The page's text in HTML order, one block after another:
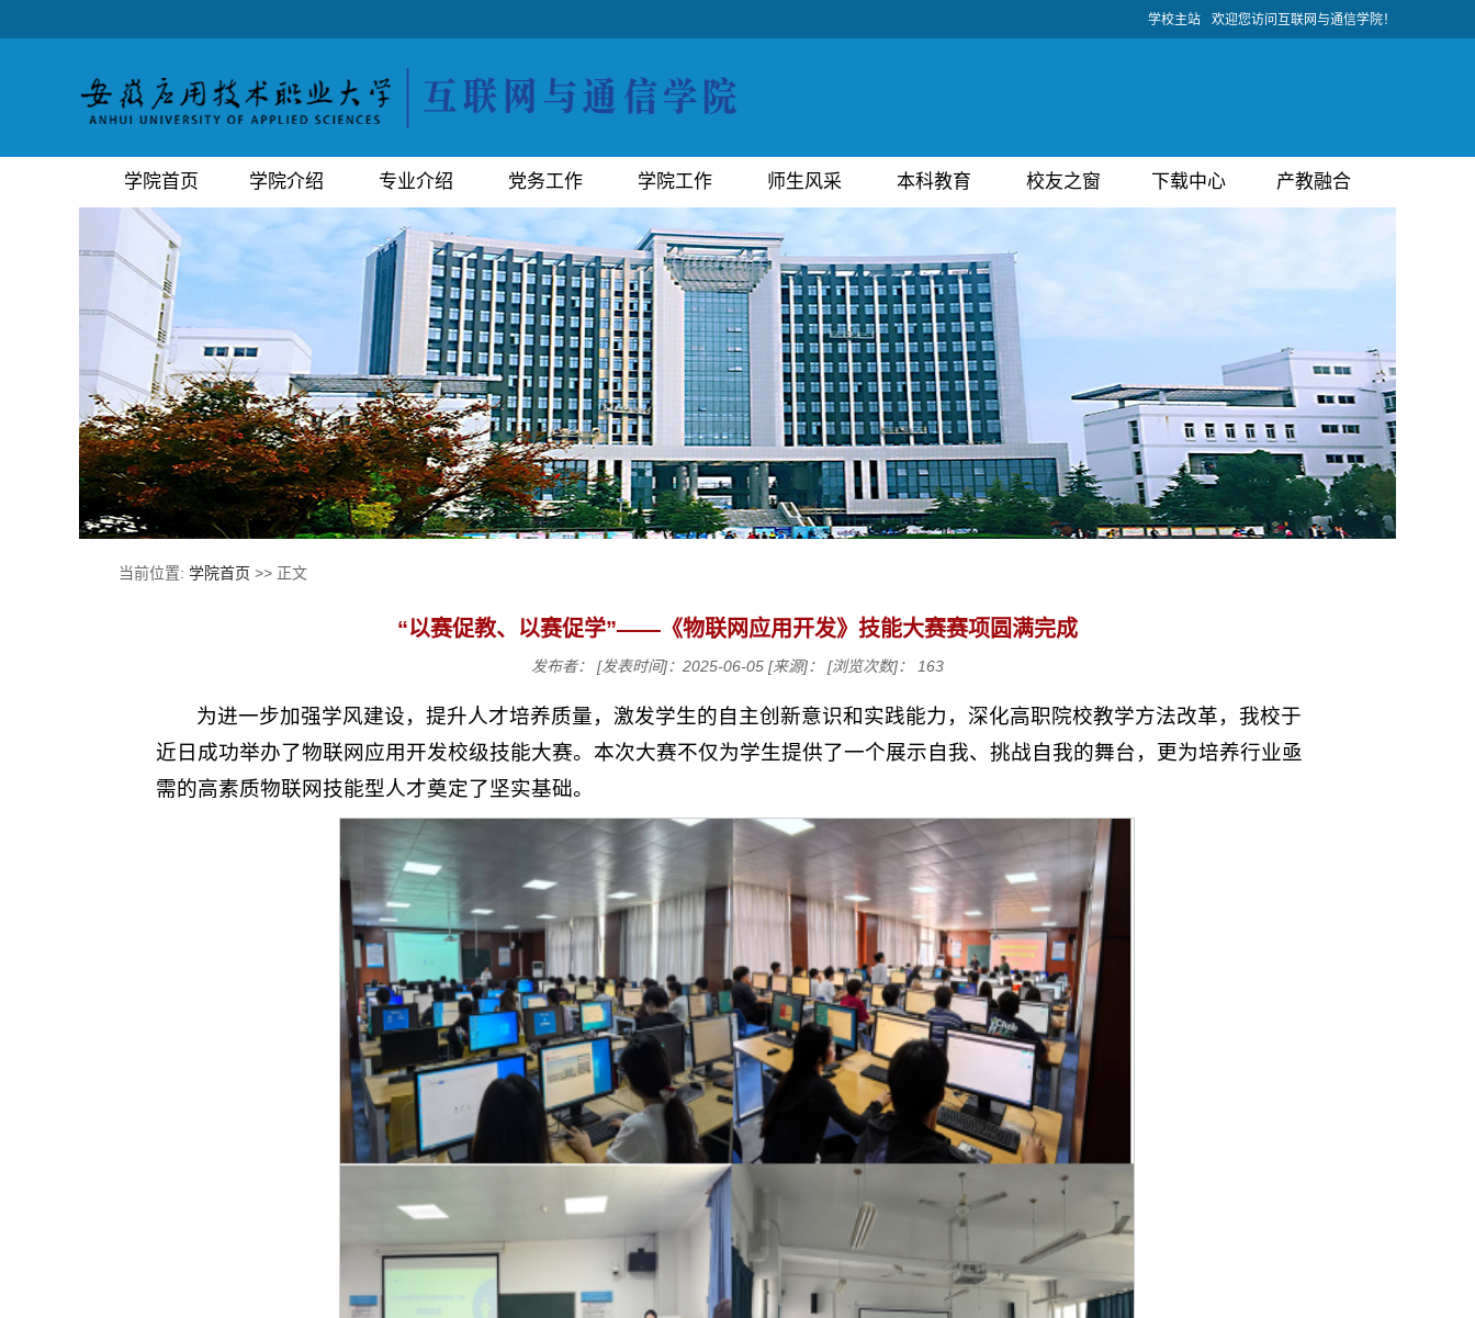
学校主站 欢迎您访问互联网与通信学院！
学院首页 学院介绍 专业介绍 党务工作 学院工作 师生风采 本科教育 校友之窗 下载中心 产教融合
当前位置: 学院首页 >> 正文
“以赛促教、以赛促学”——《物联网应用开发》技能大赛赛项圆满完成
发布者： [发表时间]：2025-06-05 [来源]： [浏览次数]： 163
为进一步加强学风建设，提升人才培养质量，激发学生的自主创新意识和实践能力，深化高职院校教学方法改革，我校于
近日成功举办了物联网应用开发校级技能大赛。本次大赛不仅为学生提供了一个展示自我、挑战自我的舞台，更为培养行业亟
需的高素质物联网技能型人才奠定了坚实基础。